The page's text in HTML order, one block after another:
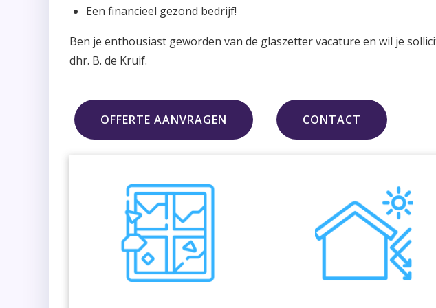
Een financieel gezond bedrijf!
Ben je enthousiast geworden van de glaszetter vacature en wil je
dhr. B. de Kruif.
OFFERTE AANVRAGEN CONTACT